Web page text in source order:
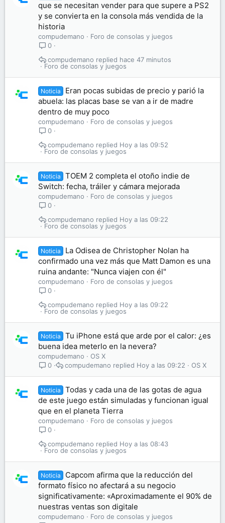
que se necesitan vender para que supere a PS2
y se convierta en la consola más vendida de la
historia
compudemano
Foro de consolas y juegos
0
Foro de consolas y juegos
hace 47 minutos
compudemano
Noticia
Eran pocas subidas de precio y parió la
abuela: las placas base se van a ir de madre
dentro de muy poco
compudemano
Foro de consolas y juegos
0
Foro de consolas y juegos
Hoy a las 09:52
compudemano
Noticia
TOEM 2 completa el otoño indie de
Switch: fecha, tráiler y cámara mejorada
compudemano
Foro de consolas y juegos
0
Foro de consolas y juegos
Hoy a las 09:22
compudemano
Noticia
La Odisea de Christopher Nolan ha
confirmado una vez más que Matt Damon es una
ruina andante: "Nunca viajen con él"
compudemano
Foro de consolas y juegos
0
Foro de consolas y juegos
Hoy a las 09:22
compudemano
Noticia
Tu iPhone está que arde por el calor: ¿es
buena idea meterlo en la nevera?
compudemano
OS X
0
OS X
Hoy a las 09:22
compudemano
Noticia
Todas y cada una de las gotas de agua
de este juego están simuladas y funcionan igual
que en el planeta Tierra
compudemano
Foro de consolas y juegos
0
Foro de consolas y juegos
Hoy a las 08:43
compudemano
Noticia
Capcom afirma que la reducción del
formato físico no afectará a su negocio
significativamente: «Aproximadamente el 90% de
nuestras ventas son digitale
compudemano
Foro de consolas y juegos